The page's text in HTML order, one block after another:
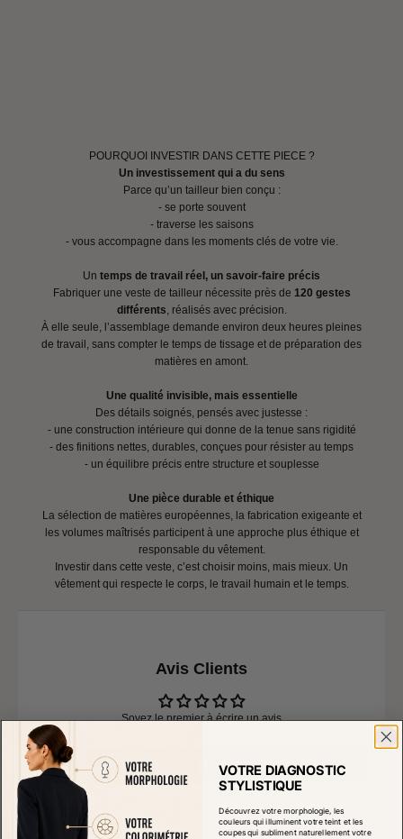
POURQUOI INVESTIR DANS CETTE PIECE ?
Un investissement qui a du sens
Parce qu’un tailleur bien conçu :
- se porte souvent
- traverse les saisons
- vous accompagne dans les moments clés de votre vie.
Un temps de travail réel, un savoir-faire précis
Fabriquer une veste de tailleur nécessite près de 120 gestes
différents , réalisés avec précision.
À elle seule, l’assemblage demande environ deux heures pleines
de travail, sans compter le temps de tissage et de préparation des
matières en amont.
Une qualité invisible, mais essentielle
Des détails soignés, pensés avec justesse :
- une construction intérieure qui donne de la tenue sans rigidité
- des finitions nettes, durables, conçues pour résister au temps
- un équilibre précis entre structure et souplesse
Une pièce durable et éthique
La sélection de matières européennes, la fabrication exigeante et
les volumes maîtrisés participent à une approche plus éthique et
responsable du vêtement.
Investir dans cette veste, c’est choisir moins, mais mieux. Un
vêtement qui respecte le corps, le travail humain et le temps.
Avis Clients
Soyez le premier à écrire un avis
Écrire un avisVOTRE DIAGNOSTIC
STYLISTIQUE
Découvrez votre morphologie, les
couleurs qui illuminent votre teint et les
coupes qui subliment naturellement votre